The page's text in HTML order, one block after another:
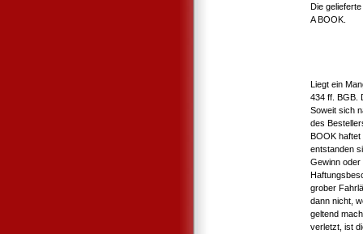
Die
A BOOK.
Liegt ein
434 ff. BGB.
Soweit sich
des
BOOK haftet
entstanden
Gewinn oder
grober
dann nicht,
geltend
verletzt, ist